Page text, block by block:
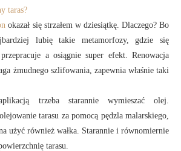
okazał się strzałem w dziesiątkę. Dlaczego? Bo
lubię takie metamorfozy, gdzie się
a osiągnie super efekt. Renowacja
żmudnego szlifowania, zapewnia właśnie taki
trzeba starannie wymieszać olej.
tarasu za pomocą pędzla malarskiego,
użyć również wałka. Starannie i równomiernie
tarasu.